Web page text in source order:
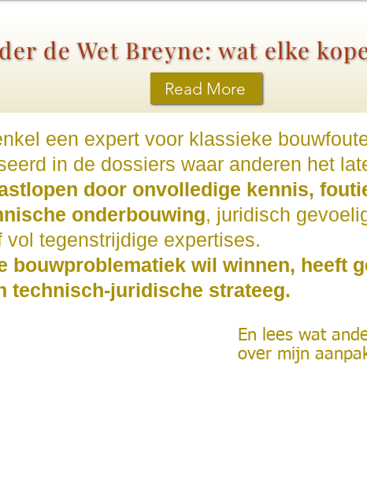
de Wet Breyne: wat elke
Read More
een expert voor klassieke
in de dossiers waar anderen het
door onvolledige kennis,
onderbouwing, juridisch
tegenstrijdige expertises.
bouwproblematiek wil winnen, heeft
technisch-juridische strateeg.
En lees wat
over mijn